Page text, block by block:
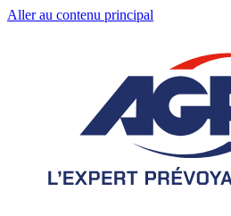
Aller au contenu principal